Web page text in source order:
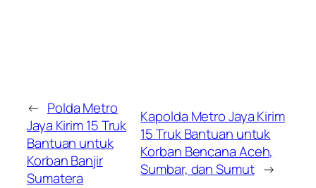
← Polda Metro
Jaya Kirim 15 Truk
Bantuan untuk
Korban Banjir
Sumatera
Kapolda Metro Jaya Kirim
15 Truk Bantuan untuk
Korban Bencana Aceh,
Sumbar, dan Sumut →